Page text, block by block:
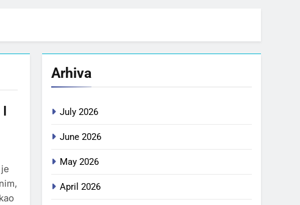
I
Arhiva
July 2026
June 2026
May 2026
April 2026